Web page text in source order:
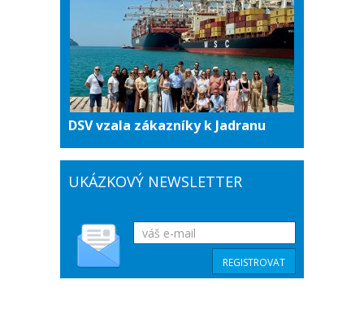
DSV vzala zákazníky k Jadranu
UKÁZKOVÝ NEWSLETTER